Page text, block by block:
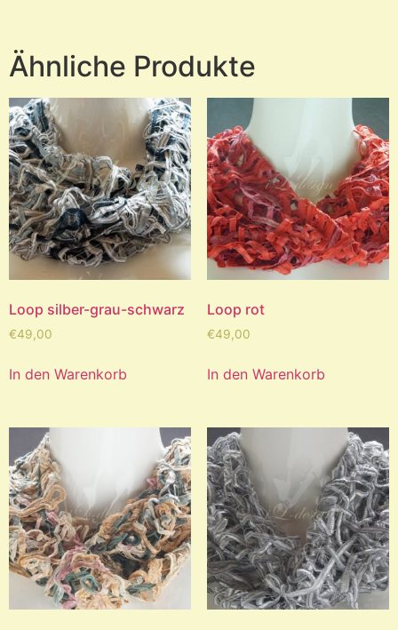
Ähnliche Produkte
Loop silber-grau-schwarz
€49,00
In den Warenkorb
Loop rot
€49,00
In den Warenkorb